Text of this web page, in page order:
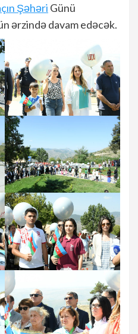
Şəhəri Günü
ərzində davam edəcək.